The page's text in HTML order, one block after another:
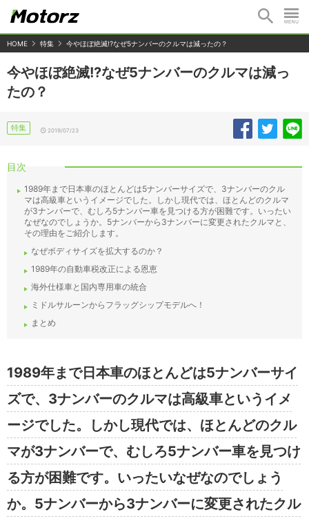
HOME 特集 今やほぼ絶滅!?なぜ5ナンバーのクルマは減ったの？
今やほぼ絶滅!?なぜ5ナンバーのクルマは減っ
たの？
特集 2019/07/23
目次
1989年まで日本車のほとんどは5ナンバーサイズで、3ナンバーのクル
マは高級車というイメージでした。しかし現代では、ほとんどのクルマ
が3ナンバーで、むしろ5ナンバー車を見つける方が困難です。いったい
なぜなのでしょうか。5ナンバーから3ナンバーに変更されたクルマと、
その理由をご紹介します。
なぜボディサイズを拡大するのか？
1989年の自動車税改正による恩恵
海外仕様車と国内専用車の統合
ミドルサルーンからフラッグシップモデルへ！
まとめ
1989年まで日本車のほとんどは5ナンバーサイ
ズで、3ナンバーのクルマは高級車というイメ
ージでした。しかし現代では、ほとんどのクル
マが3ナンバーで、むしろ5ナンバー車を見つけ
る方が困難です。いったいなぜなのでしょう
か。5ナンバーから3ナンバーに変更されたクル